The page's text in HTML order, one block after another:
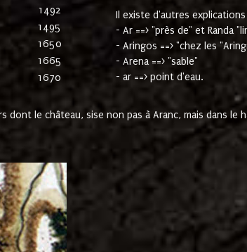
1492
1495
1650
1665
1670
Il existe d'autres explications
- Ar ==> "près de" et Randa
- Aringos ==> "chez les
- Arena ==> "sable"
- ar ==> point d'eau.
dont le château, sise non pas à Aranc, mais dans